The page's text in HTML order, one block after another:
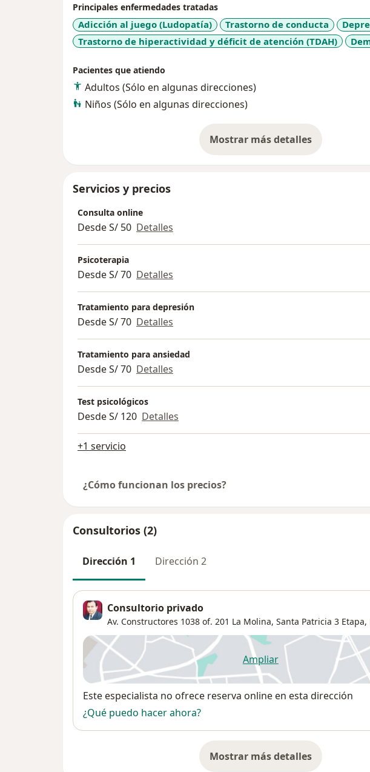
Principales enfermedades tratadas
Adicción al juego (Ludopatía) Trastorno de conducta
Trastorno de hiperactividad y déficit de atención (TDAH)
Pacientes que atiendo
Adultos (Sólo en algunas direcciones)
Niños (Sólo en algunas direcciones)
Mostrar más detalles
sobre la experiencia
Servicios y precios
Consulta online
Desde S/ 50 Detalles
Psicoterapia
Desde S/ 70 Detalles
Tratamiento para depresión
Desde S/ 70 Detalles
Tratamiento para ansiedad
Desde S/ 70 Detalles
Test psicológicos
Desde S/ 120 Detalles
+1 servicio
¿Cómo funcionan los precios?
Consultorios (2)
Dirección 1 Dirección 2
Consultorio privado
Av. Constructores 1038 of. 201 La Molina, Santa Patricia 3 Etapa,
Ampliarse abre en una nueva
Disponibilidad
Este especialista no ofrece reserva online en esta dirección
¿Qué puedo hacer ahora?
Mostrar más detalles
sobre la dirección